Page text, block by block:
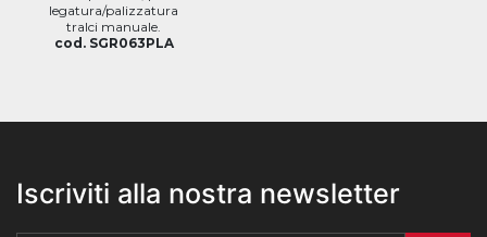
legatura/palizzatura
tralci manuale.
cod. SGR063PLA
Iscriviti alla nostra newsletter